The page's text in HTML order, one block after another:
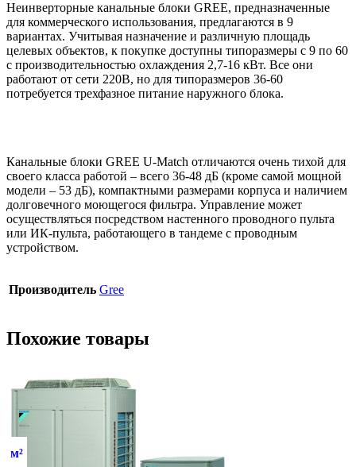
Неинверторные канальные блоки GREE, предназначенные
для коммерческого использования, предлагаются в 9
вариантах. Учитывая назначение и различную площадь
целевых объектов, к покупке доступны типоразмеры с 9 по 60
с производительностью охлаждения 2,7-16 кВт. Все они
работают от сети 220В, но для типоразмеров 36-60
потребуется трехфазное питание наружного блока.
Канальные блоки GREE U-Match отличаются очень тихой для
своего класса работой – всего 36-48 дБ (кроме самой мощной
модели – 53 дБ), компактными размерами корпуса и наличием
долговечного моющегося фильтра. Управление может
осуществляться посредством настенного проводного пульта
или ИК-пульта, работающего в тандеме с проводным
устройством.
Производитель Gree
Похожие товары
м²